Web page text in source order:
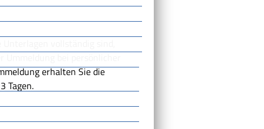
vollständig sind,
bei persönlicher
erhalten Sie die
Tagen.